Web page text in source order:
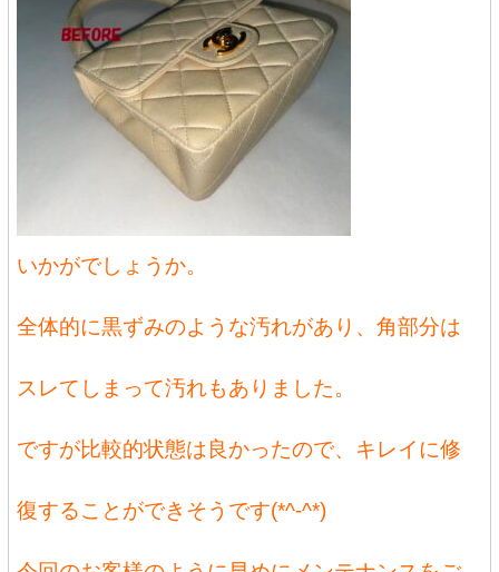
いかがでしょうか。
全体的に黒ずみのような汚れがあり、角部分は
スレてしまって汚れもありました。
ですが比較的状態は良かったので、キレイに修
復することができそうです(*^-^*)